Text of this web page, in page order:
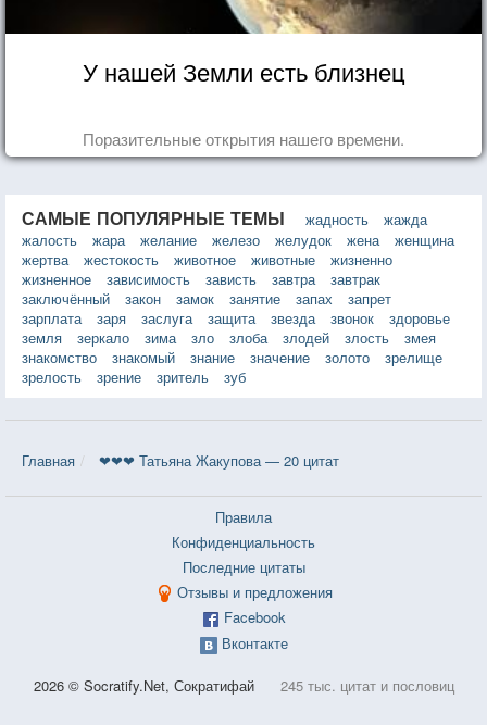
У нашей Земли есть близнец
Поразительные открытия нашего времени.
САМЫЕ ПОПУЛЯРНЫЕ ТЕМЫ жадность
жажда
жалость
жара желание железо желудок жена
женщина
жертва
жестокость животное животные
жизненно
жизненное
зависимость зависть завтра
завтрак
заключённый
закон замок занятие запах
запрет
зарплата
заря заслуга защита звезда звонок
здоровье
земля
зеркало зима зло злоба злодей злость
змея
знакомство
знакомый знание значение золото
зрелище
зрелость
зрение зритель зуб
Главная ❤❤❤ Татьяна Жакупова — 20 цитат
Правила
Конфиденциальность
Последние цитаты
Отзывы и предложения
Facebook
Вконтакте
2026 © Socratify.Net, Сократифай 245 тыс. цитат и пословиц